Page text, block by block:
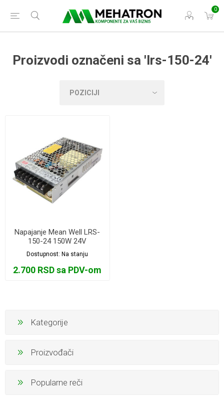
0
Proizvodi označeni sa 'lrs-150-24'
Napajanje Mean Well LRS-
150-24 150W 24V
Dostupnost:Na stanju
2.700 RSD sa PDV-om
Kategorije
Proizvođači
Popularne reči